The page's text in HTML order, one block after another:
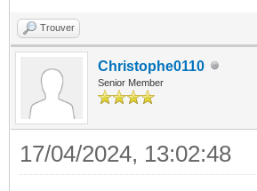
Trouver
Christophe0110
Senior Member
17/04/2024, 13:02:48